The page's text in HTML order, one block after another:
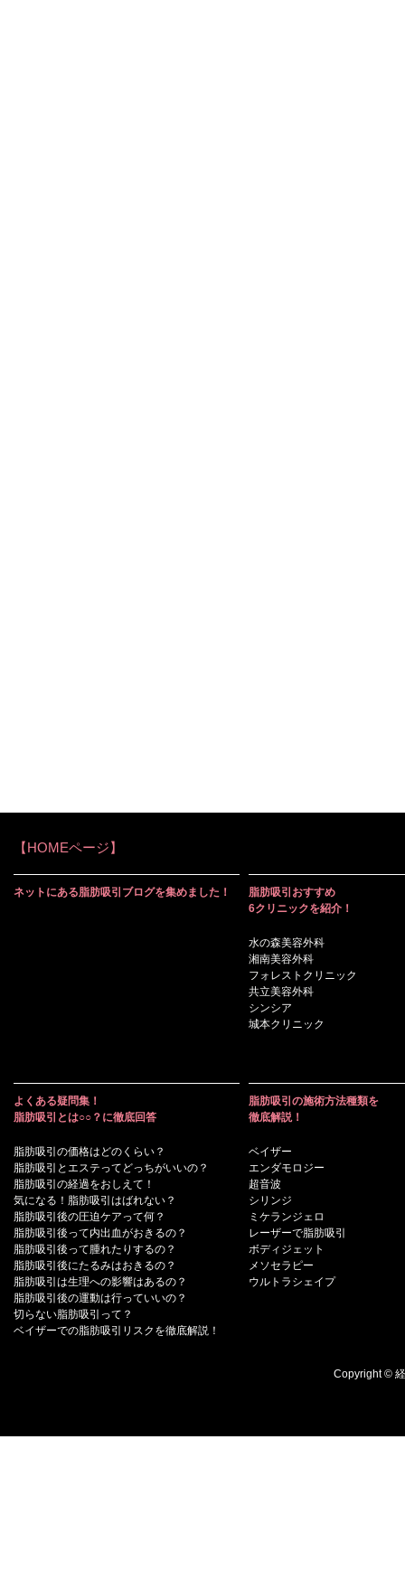
【HOMEページ】
ネットにある脂肪吸引ブログを集めました！
脂肪吸引おすすめ
6クリニックを紹介！
水の森美容外科
湘南美容外科
フォレストクリニック
共立美容外科
シンシア
城本クリニック
よくある疑問集！
脂肪吸引とは○○？に徹底回答
脂肪吸引の価格はどのくらい？
脂肪吸引とエステってどっちがいいの？
脂肪吸引の経過をおしえて！
気になる！脂肪吸引はばれない？
脂肪吸引後の圧迫ケアって何？
脂肪吸引後って内出血がおきるの？
脂肪吸引後って腫れたりするの？
脂肪吸引後にたるみはおきるの？
脂肪吸引は生理への影響はあるの？
脂肪吸引後の運動は行っていいの？
切らない脂肪吸引って？
ベイザーでの脂肪吸引リスクを徹底解説！
脂肪吸引の施術方法種類を
徹底解説！
ベイザー
エンダモロジー
超音波
シリンジ
ミケランジェロ
レーザーで脂肪吸引
ボディジェット
メソセラピー
ウルトラシェイプ
Copyright ©